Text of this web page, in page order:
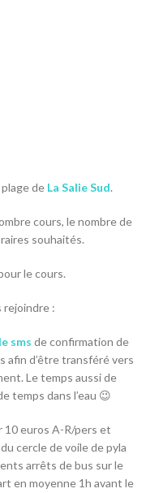
de La Salie Sud.
cours, le nombre de
souhaités.
le cours.
rejoindre :
sms de confirmation de
afin d’être transféré vers
Le temps aussi de
temps dans l’eau 😉
10 euros A-R/pers et
cercle de voile de pyla
arrêts de bus sur le
en moyenne 1h avant le